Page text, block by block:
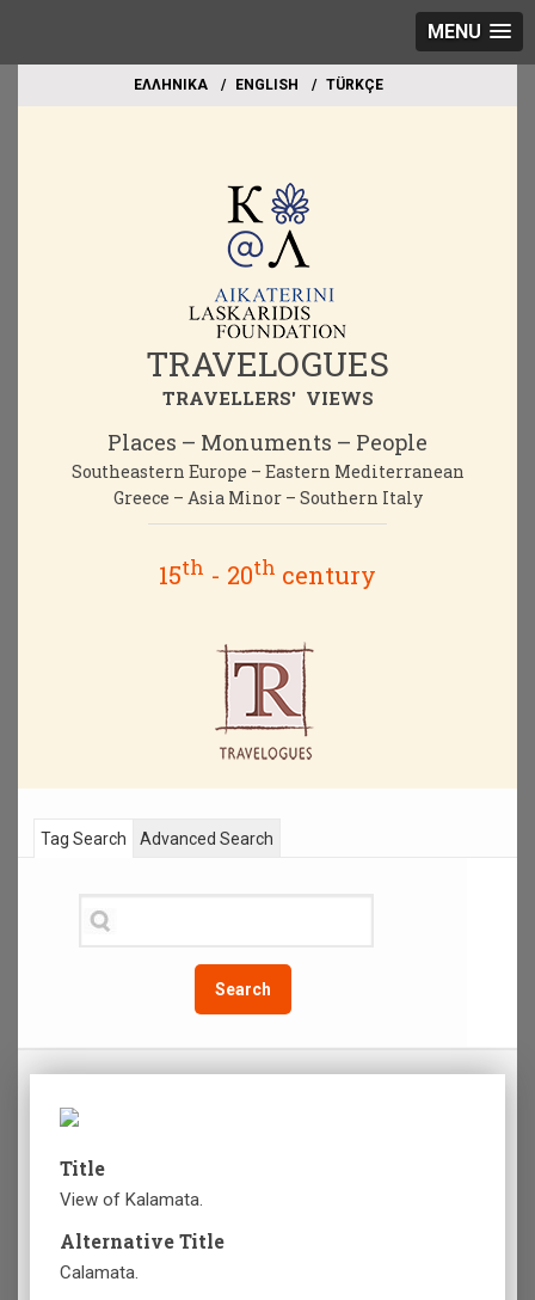
MENU
EΛΛΗΝΙΚΑ ΕΝGLISH TÜRKÇE
TRAVELOGUES
TRAVELLERS' VIEWS
Places – Monuments – People
Southeastern Europe – Eastern Mediterranean
Greece – Asia Minor – Southern Italy
15th - 20th century
Tag Search
Search
Advanced Search
Title
View of Kalamata.
Alternative Title
Calamata.